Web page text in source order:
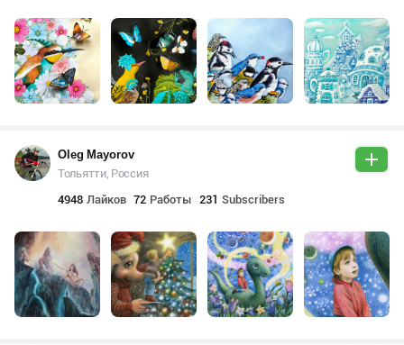
Oleg Mayorov
Тольятти, Россия
4948 Лайков 72 Работы 231 Subscribers